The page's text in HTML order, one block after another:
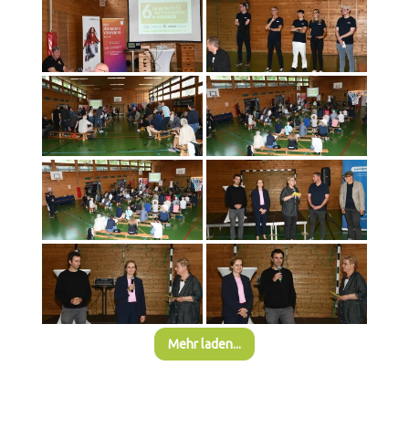
Mehr laden...